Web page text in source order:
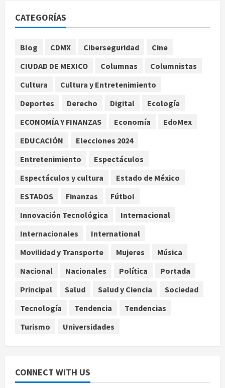
agosto 9, 2026
Detienen a ‘El Pony’ con fusil M4,
Tabasco
agosto 9, 2026
3
Melanie Martinez se presenta en el
Palacio de los Deportes con su tour
agosto 9, 2026
Sheinbaum defiende reestructura
riesgo financiero
agosto 9, 2026
Internacional
Marruecos sobre el Sáhara y busca
CATEGORÍAS
Blog CDMX Ciberseguridad
Cine
CIUDAD DE MEXICO
Columnas
Columnistas
Cultura
Cultura y Entretenimiento
Deportes
Derecho Digital
Ecología
ECONOMÍA Y FINANZAS
Economía
EdoMex
EDUCACIÓN
Elecciones 2024
Entretenimiento
Espectáculos
Espectáculos y cultura
Estado de México
ESTADOS
Finanzas
Fútbol
Innovación Tecnológica
Internacional
Internacionales
International
Movilidad y Transporte
Mujeres
Música
Nacional
Nacionales Política
Portada
Principal
Salud Salud y Ciencia
Sociedad
Tecnología
Tendencia
Tendencias
Turismo
Universidades
CONNECT WITH US